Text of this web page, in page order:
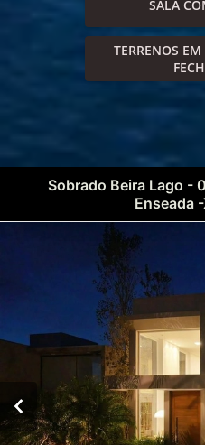
SALA
TERRENOS
Sobrado Beira Lago -
Enseada